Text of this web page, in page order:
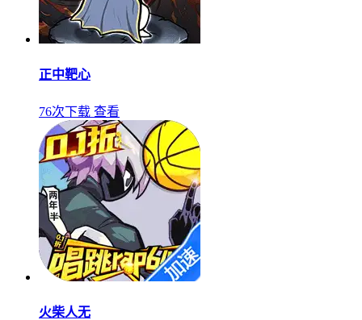
正中靶心
76次下载 查看
火柴人无